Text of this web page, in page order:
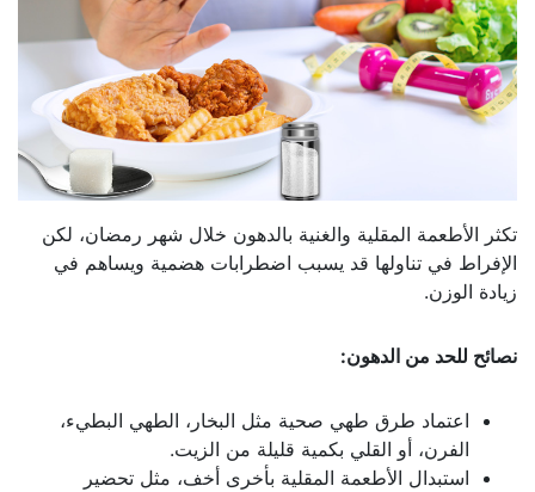
تكثر الأطعمة المقلية والغنية بالدهون خلال شهر رمضان، لكن
الإفراط في تناولها قد يسبب اضطرابات هضمية ويساهم في
زيادة الوزن.
نصائح للحد من الدهون:
اعتماد طرق طهي صحية مثل البخار، الطهي البطيء،
الفرن، أو القلي بكمية قليلة من الزيت.
استبدال الأطعمة المقلية بأخرى أخف، مثل تحضير